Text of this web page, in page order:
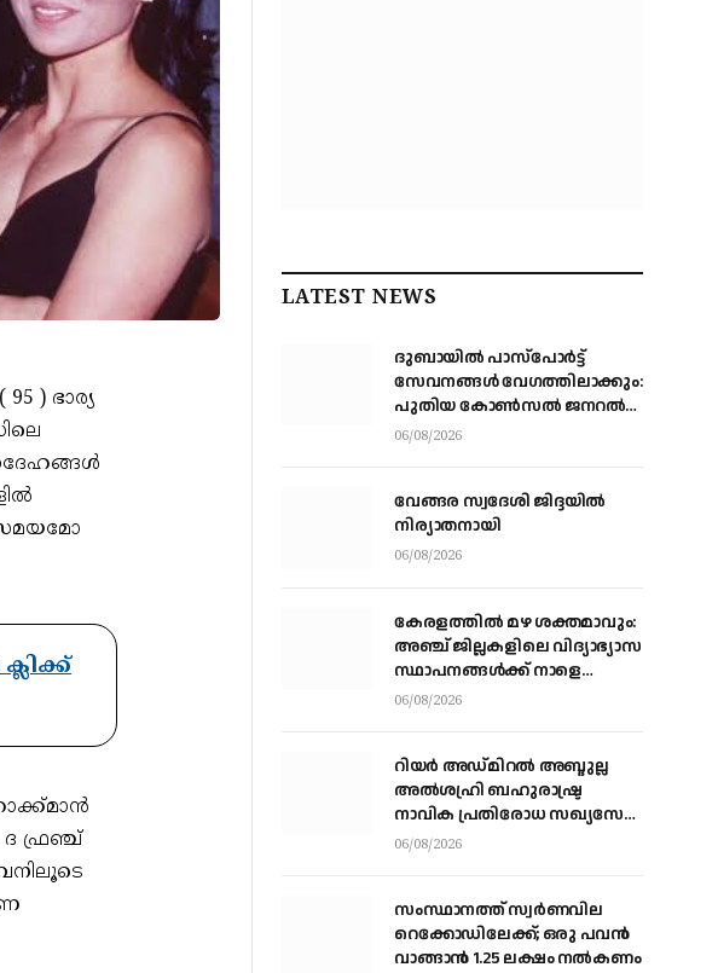
) ഭാര്യ
ഫ്രഞ്ച്
LATEST NEWS
ദുബായിൽ പാസ്‌പോർട്ട്
സേവനങ്ങൾ വേഗത്തിലാക്കും:
പുതിയ കോൺസൽ ജനറൽ
ഡോ. ഇ. വിഷ്ണുവർധൻ
06/08/2026
വേങ്ങര സ്വദേശി ജിദ്ദയിൽ
നിര്യാതനായി
06/08/2026
കേരളത്തില്‍ മഴ ശക്തമാവും:
അഞ്ച് ജില്ലകളിലെ വിദ്യാഭ്യാസ
സ്ഥാപനങ്ങള്‍ക്ക് നാളെ
അവധി
06/08/2026
റിയര്‍ അഡ്മിറല്‍ അബ്ദുല്ല
അല്‍ശഹ്രി ബഹുരാഷ്ട്ര
നാവിക പ്രതിരോധ സഖ്യസേന
കമാന്‍ഡര്‍
06/08/2026
സംസ്ഥാനത്ത് സ്വര്‍ണവില
റെക്കോഡിലേക്ക്; ഒരു പവന്‍
വാങ്ങാന്‍ 1.25 ലക്ഷം നല്‍കണം